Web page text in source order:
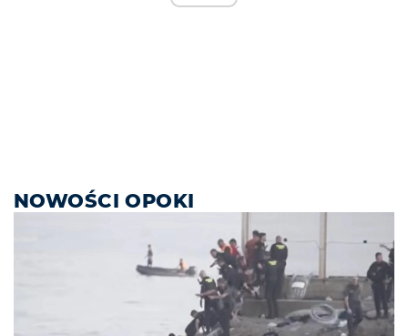
NOWOŚCI OPOKI